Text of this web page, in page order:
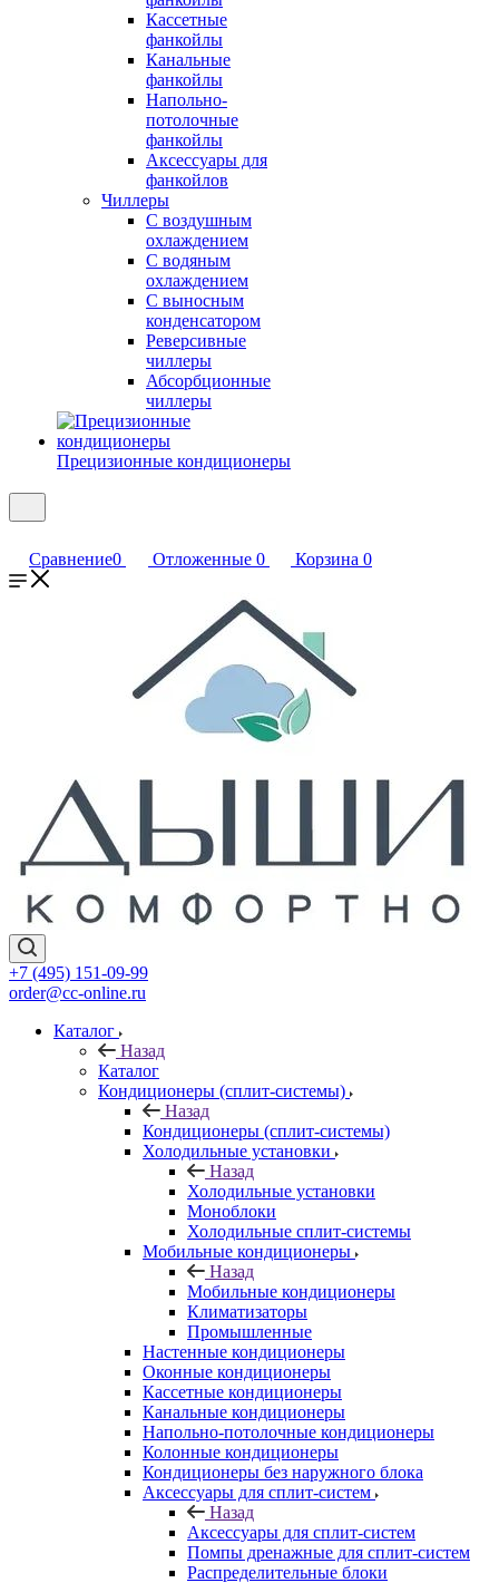
Кассетные
фанкойлы
Канальные
фанкойлы
Напольно-
потолочные
фанкойлы
Аксессуары для
фанкойлов
Чиллеры
С воздушным
охлаждением
С водяным
охлаждением
С выносным
конденсатором
Реверсивные
чиллеры
Абсорбционные
чиллеры
Прецизионные кондиционеры
Сравнение0 Отложенные 0 Корзина 0
+7 (495) 151-09-99
order@cc-online.ru
Каталог
Назад
Каталог
Кондиционеры (сплит-системы)
Назад
Кондиционеры (сплит-системы)
Холодильные установки
Назад
Холодильные установки
Моноблоки
Холодильные сплит-системы
Мобильные кондиционеры
Назад
Мобильные кондиционеры
Климатизаторы
Промышленные
Настенные кондиционеры
Оконные кондиционеры
Кассетные кондиционеры
Канальные кондиционеры
Напольно-потолочные кондиционеры
Колонные кондиционеры
Кондиционеры без наружного блока
Аксессуары для сплит-систем
Назад
Аксессуары для сплит-систем
Помпы дренажные для сплит-систем
Распределительные блоки